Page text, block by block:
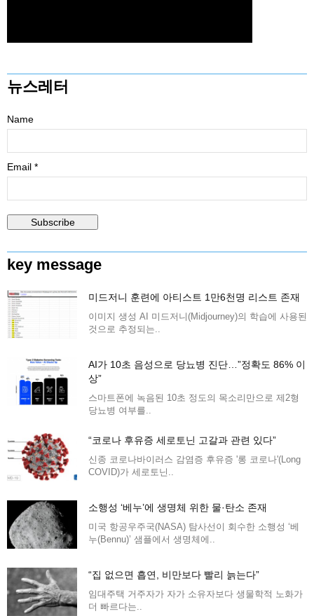
뉴스레터
Name
Email *
key message
미드저니 훈련에 아티스트 1만6천명 리스트 존재
이미지 생성 AI 미드저니(Midjourney)의 학습에 사용된
것으로 추정되는..
AI가 10초 음성으로 당뇨병 진단…”정확도 86% 이
상”
스마트폰에 녹음된 10초 정도의 목소리만으로 제2형
당뇨병 여부를..
“코로나 후유증 세로토닌 고갈과 관련 있다”
신종 코로나바이러스 감염증 후유증 '롱 코로나'(Long
COVID)가 세로토닌..
소행성 ‘베누’에 생명체 위한 물·탄소 존재
미국 항공우주국(NASA) 탐사선이 회수한 소행성 ‘베
누(Bennu)’ 샘플에서 생명체에..
“집 없으면 흡연, 비만보다 빨리 늙는다”
임대주택 거주자가 자가 소유자보다 생물학적 노화가
더 빠르다는..